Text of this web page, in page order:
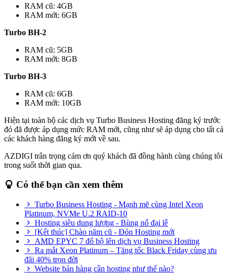
RAM cũ: 4GB
RAM mới: 6GB
Turbo BH-2
RAM cũ: 5GB
RAM mới: 8GB
Turbo BH-3
RAM cũ: 6GB
RAM mới: 10GB
Hiện tại toàn bộ các dịch vụ Turbo Business Hosting đăng ký trước
đó đã được áp dụng mức RAM mới, cũng như sẽ áp dụng cho tất cả
các khách hàng đăng ký mới về sau.
AZDIGI trân trọng cám ơn quý khách đã đồng hành cùng chúng tôi
trong suốt thời gian qua.
Có thể bạn cần xem thêm
Turbo Business Hosting - Mạnh mẽ cùng Intel Xeon
Platinum, NVMe U.2 RAID-10
Hosting siêu dung lượng - Bùng nổ đại lễ
[Kết thúc] Chào năm cũ - Đón Hosting mới
AMD EPYC 7 đổ bộ lên dịch vụ Business Hosting
Ra mắt Xeon Platinum – Tăng tốc Black Friday cùng ưu
đãi 40% trọn đời
Website bán hàng cần hosting như thế nào?